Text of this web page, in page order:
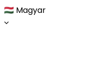
🇭🇺 Magyar